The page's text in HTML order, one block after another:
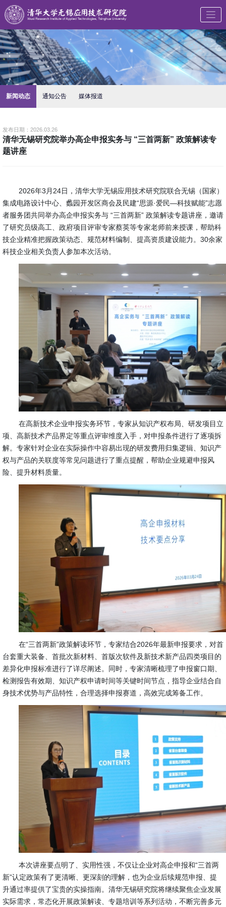
新闻动态 通知公告 媒体报道
清华无锡研究院举办高企申报实务与 “三首两新” 政策解读专
题讲座
发布日期：2026.03.26
2026年3月24日，清华大学无锡应用技术研究院联合无锡（国家）
集成电路设计中心、蠡园开发区商会及民建“思源·爱民—科技赋能”志愿
者服务团共同举办高企申报实务与 “三首两新” 政策解读专题讲座，邀请
了研究员级高工、政府项目评审专家蔡英等专家老师前来授课，帮助科
技企业精准把握政策动态、规范材料编制、提高资质建设能力。30余家
科技企业相关负责人参加本次活动。
在高新技术企业申报实务环节，专家从知识产权布局、研发项目立
项、高新技术产品界定等重点评审维度入手，对申报条件进行了逐项拆
解。专家针对企业在实际操作中容易出现的研发费用归集逻辑、知识产
权与产品的关联度等常见问题进行了重点提醒，帮助企业规避申报风
险、提升材料质量。
在“三首两新”政策解读环节，专家结合2026年最新申报要求，对首
台套重大装备、首批次新材料、首版次软件及新技术新产品四类项目的
差异化申报标准进行了详尽阐述。同时，专家清晰梳理了申报窗口期、
检测报告有效期、知识产权申请时间等关键时间节点，指导企业结合自
身技术优势与产品特性，合理选择申报赛道，高效完成筹备工作。
本次讲座要点明了、实用性强，不仅让企业对高企申报和“三首两
新”认定政策有了更清晰、更深刻的理解，也为企业后续规范申报、提
升通过率提供了宝贵的实操指南。 清华无锡研究院将继续聚焦企业发展
实际需求，常态化开展政策解读、专题培训等系列活动，不断完善多元